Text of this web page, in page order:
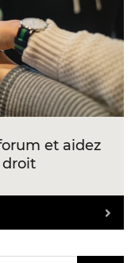
et aidez
droit